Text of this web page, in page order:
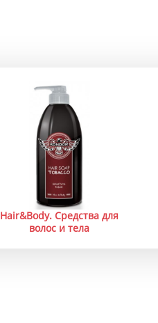
Hair&Body. Средства для
волос и тела